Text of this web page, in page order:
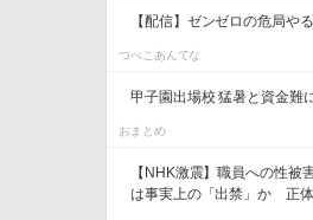
【配信】ゼンゼロの危局やる
つべこあんてな
甲子園出場校 猛暑と資金難
おまとめ
【NHK激震】職員への性
は事実上の「出禁」か 正